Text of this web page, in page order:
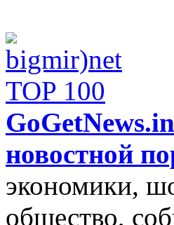
новостной
экономики,
общество,